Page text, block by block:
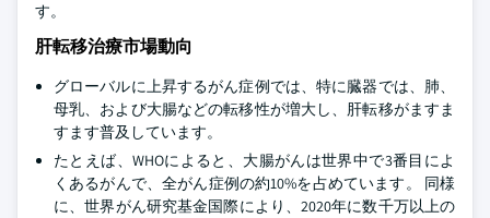
す。
肝転移治療市場動向
グローバルに上昇するがん症例では、特に臓器では、肺、
母乳、および大腸などの転移性が増大し、肝転移がますま
すます普及しています。
たとえば、WHOによると、大腸がんは世界中で3番目によ
くあるがんで、全がん症例の約10%を占めています。 同様
に、世界がん研究基金国際により、2020年に数千万以上の